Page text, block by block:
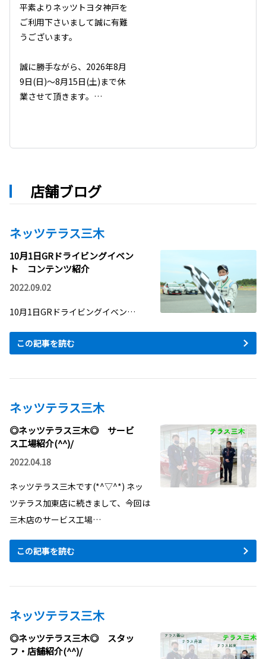
平素よりネッツトヨタ神戸を
ご利用下さいまして誠に有難
うございます。
誠に勝手ながら、2026年8月
9日(日)～8月15日(土)まで休
業させて頂きます。
店舗ブログ
ネッツテラス三木
10月1日GRドライビングイベン
ト コンテンツ紹介
2022.09.02
10月1日GRドライビングイベン…
この記事を読む
ネッツテラス三木
◎ネッツテラス三木◎ サービ
ス工場紹介(^^)/
2022.04.18
ネッツテラス三木です(*^▽^*) ネッ
ツテラス加東店に続きまして、今回は
三木店のサービス工場…
この記事を読む
ネッツテラス三木
◎ネッツテラス三木◎ スタッ
フ・店舗紹介(^^)/